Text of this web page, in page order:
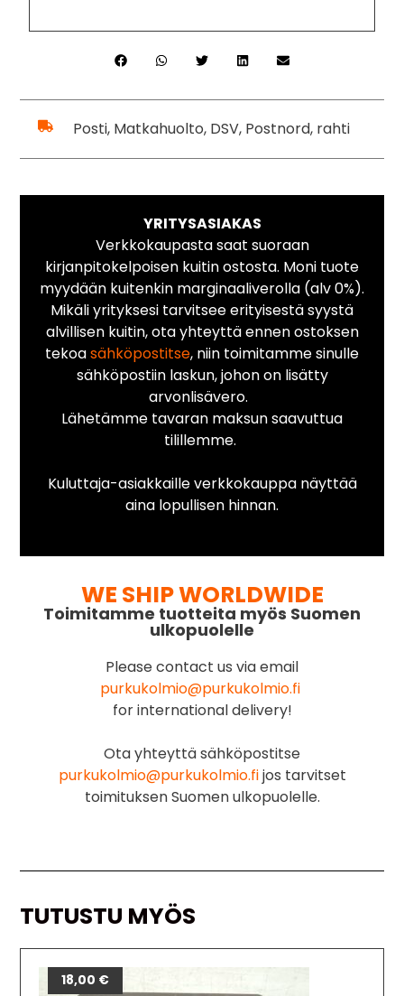
Posti, Matkahuolto, DSV, Postnord, rahti
YRITYSASIAKAS
Verkkokaupasta saat suoraan
kirjanpitokelpoisen kuitin ostosta. Moni tuote
myydään kuitenkin marginaaliverolla (alv 0%).
Mikäli yrityksesi tarvitsee erityisestä syystä
alvillisen kuitin, ota yhteyttä ennen ostoksen
tekoasähköpostitse, niin toimitamme sinulle
sähköpostiin laskun, johon on lisätty
arvonlisävero.
Lähetämme tavaran maksun saavuttua
tilillemme.
Kuluttaja-asiakkaille verkkokauppa näyttää
aina lopullisen hinnan.
WE SHIP WORLDWIDE
Toimitamme tuotteita myös Suomen
ulkopuolelle
Please contact us via email
purkukolmio@purkukolmio.fi
for international delivery!
Ota yhteyttä sähköpostitse
purkukolmio@purkukolmio.fijos tarvitset
toimituksen Suomen ulkopuolelle.
TUTUSTU MYÖS
18,00 €